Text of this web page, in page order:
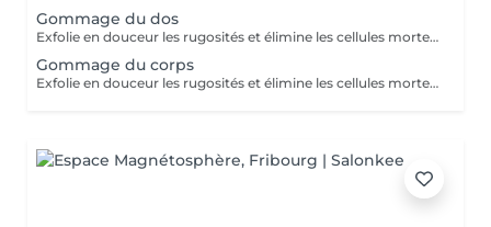
Gommage du dos
Exfolie en douceur les rugosités et élimine les cellules mortes, le gommage rend la peau douce comme de la soie. Deux versions de gommages possibles: gommage Peau d'Orange ou gommage Facile aux Algues Rouge. Les fibres de Loofa du Gommage Facile décollent en douceur les rugosités et les cellules mortes pour faire apparaître un épiderme tout neuf. Exfolie parfaitement avec les fibres de Loofa, facile et rapide à rincer, adoucit la peau.
Gommage du corps
Exfolie en douceur les rugosités et élimine les cellules mortes, le gommage rend la peau douce comme de la soie. Deux versions de gommages possibles: gommage Peau d'Orange ou gommage Facile aux Algues Rouge. Les fibres de Loofa du Gommage Facile décollent en douceur les rugosités et les cellules mortes pour faire apparaître un épiderme tout neuf. Exfolie parfaitement avec les fibres de Loofa, facile et rapide à rincer, adoucit la peau.